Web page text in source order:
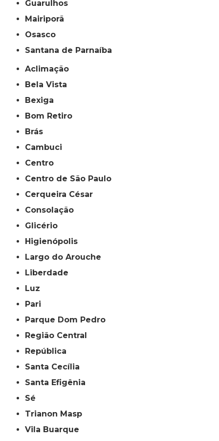
Guarulhos
Mairiporã
Osasco
Santana de Parnaíba
Aclimação
Bela Vista
Bexiga
Bom Retiro
Brás
Cambuci
Centro
Centro de São Paulo
Cerqueira César
Consolação
Glicério
Higienópolis
Largo do Arouche
Liberdade
Luz
Pari
Parque Dom Pedro
Região Central
República
Santa Cecília
Santa Efigênia
Sé
Trianon Masp
Vila Buarque